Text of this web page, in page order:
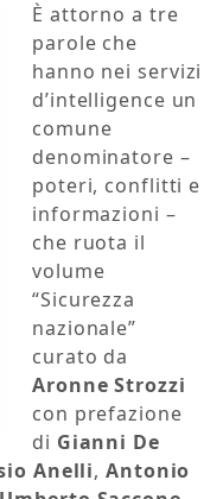
È attorno a tre
parole che
hanno nei servizi
d’intelligence un
comune
denominatore –
poteri, conflitti e
informazioni –
che ruota il
volume
“Sicurezza
nazionale”
curato da
Aronne Strozzi
con prefazione
di Gianni De
Anelli, Antonio